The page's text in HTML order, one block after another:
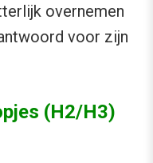
overnemen
voor zijn
(H2/H3)